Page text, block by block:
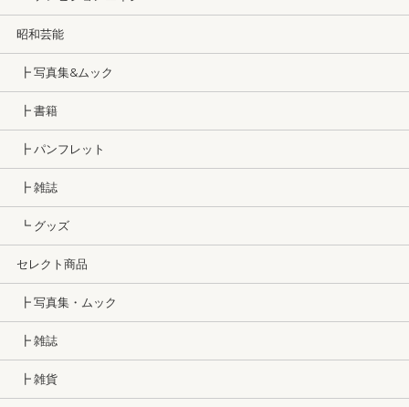
昭和芸能
┣ 写真集&ムック
┣ 書籍
┣ パンフレット
┣ 雑誌
┗ グッズ
セレクト商品
┣ 写真集・ムック
┣ 雑誌
┣ 雑貨